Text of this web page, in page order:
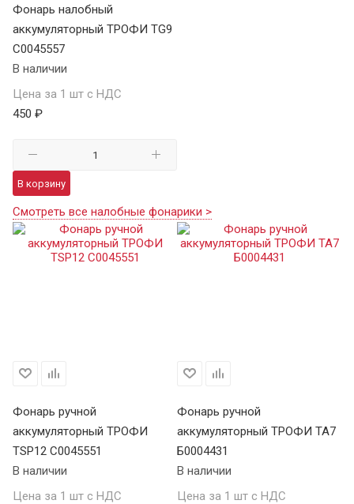
Фонарь налобный
аккумуляторный ТРОФИ TG9
C0045557
В наличии
Цена за 1 шт с НДС
450 ₽
В корзину
Смотреть все налобные фонарики >
Фонарь ручной
аккумуляторный ТРОФИ
TSP12 C0045551
В наличии
Цена за 1 шт с НДС
Фонарь ручной
аккумуляторный ТРОФИ TA7
Б0004431
В наличии
Цена за 1 шт с НДС